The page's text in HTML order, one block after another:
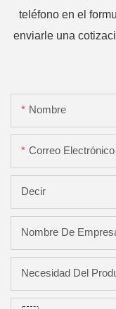
teléfono en el
enviarle una
Nombre
Correo Electrónico
Decir
Nombre De
Necesidad Del